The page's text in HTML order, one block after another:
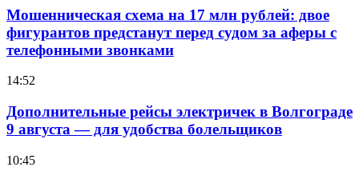
Мошенническая схема на 17 млн рублей: двое
фигурантов предстанут перед судом за аферы с
телефонными звонками
14:52
Дополнительные рейсы электричек в Волгограде
9 августа — для удобства болельщиков
10:45